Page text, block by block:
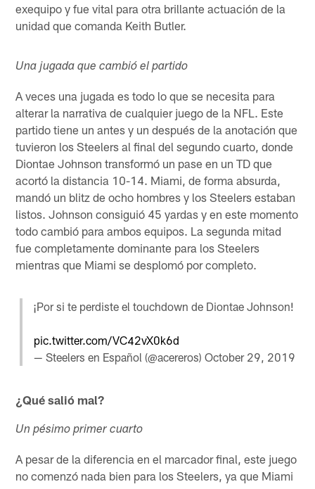
exequipo y fue vital para otra brillante actuación de la
unidad que comanda Keith Butler.
Una jugada que cambió el partido
A veces una jugada es todo lo que se necesita para
alterar la narrativa de cualquier juego de la NFL. Este
partido tiene un antes y un después de la anotación que
tuvieron los Steelers al final del segundo cuarto, donde
Diontae Johnson transformó un pase en un TD que
acortó la distancia 10-14. Miami, de forma absurda,
mandó un blitz de ocho hombres y los Steelers estaban
listos. Johnson consiguió 45 yardas y en este momento
todo cambió para ambos equipos. La segunda mitad
fue completamente dominante para los Steelers
mientras que Miami se desplomó por completo.
¡Por si te perdiste el touchdown de Diontae Johnson!
pic.twitter.com/VC42vX0k6d
— Steelers en Español (@acereros) October 29, 2019
¿Qué salió mal?
Un pésimo primer cuarto
A pesar de la diferencia en el marcador final, este juego
no comenzó nada bien para los Steelers, ya que Miami